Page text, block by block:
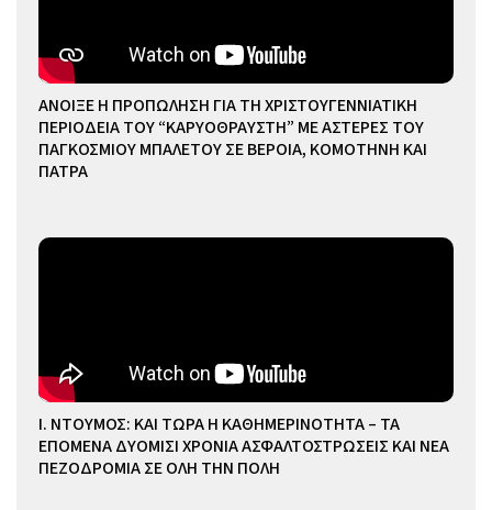
ΑΝΟΙΞΕ Η ΠΡΟΠΩΛΗΣΗ ΓΙΑ ΤΗ ΧΡΙΣΤΟΥΓΕΝΝΙΑΤΙΚΗ
ΠΕΡΙΟΔΕΙΑ ΤΟΥ “ΚΑΡΥΟΘΡΑΥΣΤΗ” ΜΕ ΑΣΤΕΡΕΣ ΤΟΥ
ΠΑΓΚΟΣΜΙΟΥ ΜΠΑΛΕΤΟΥ ΣΕ ΒΕΡΟΙΑ, ΚΟΜΟΤΗΝΗ ΚΑΙ
ΠΑΤΡΑ
Ι. ΝΤΟΥΜΟΣ: ΚΑΙ ΤΩΡΑ Η ΚΑΘΗΜΕΡΙΝΟΤΗΤΑ – ΤΑ
ΕΠΟΜΕΝΑ ΔΥΟΜΙΣΙ ΧΡΟΝΙΑ ΑΣΦΑΛΤΟΣΤΡΩΣΕΙΣ ΚΑΙ ΝΕΑ
ΠΕΖΟΔΡΟΜΙΑ ΣΕ ΟΛΗ ΤΗΝ ΠΟΛΗ